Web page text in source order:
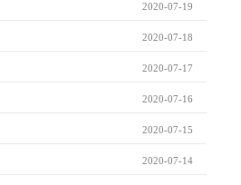
2020-07-19
2020-07-18
2020-07-17
2020-07-16
2020-07-15
2020-07-14